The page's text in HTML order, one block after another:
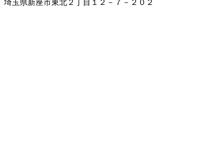
埼玉県新座市東北２丁目１２－７－２０２